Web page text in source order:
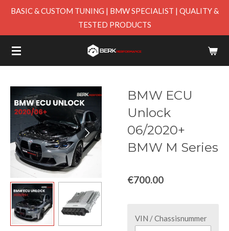
Skip
content
BASIC & CUSTOM TUNING | BMW SPECIALIST | QUALITY &
TESTED PRODUCTS
BMW ECU
Unlock
06/2020+
BMW M Series
€700.00
VIN / Chassisnummer